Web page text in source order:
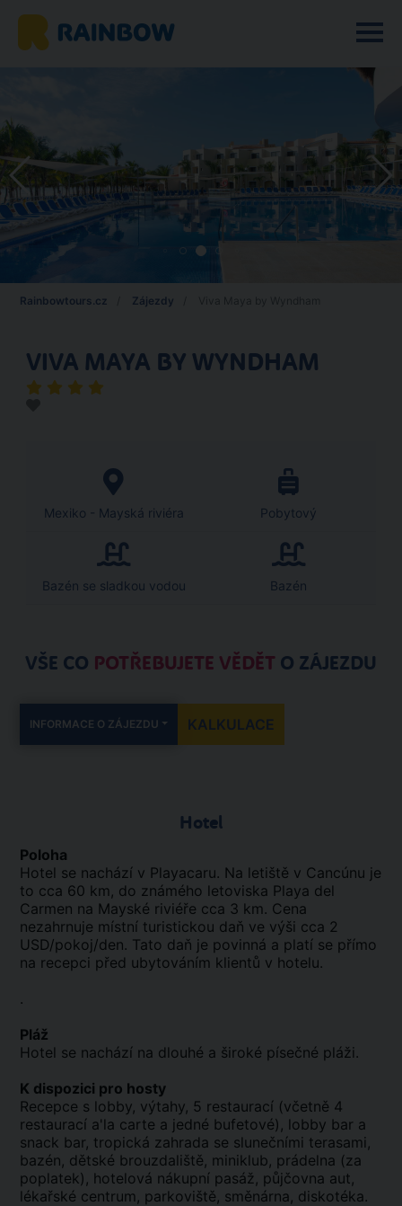
Rainbowtours.cz Zájezdy
VIVA MAYA BY WYNDHAM
Mexiko - Mayská riviéra Pobytový
Bazén se sladkou vodou Bazén
VŠE CO POTŘEBUJETE VĚDĚT O ZÁJEZDU
INFORMACE O ZÁJEZDU KALKULACE
Hotel
Poloha
Hotel se nachází v Playacaru. Na letiště v Cancúnu je
to cca 60 km, do známého letoviska Playa del
Carmen na Mayské riviéře cca 3 km. Cena
nezahrnuje místní turistickou daň ve výši cca 2
USD/pokoj/den. Tato daň je povinná a platí se přímo
na recepci před ubytováním klientů v hotelu.
.
Pláž
Hotel se nachází na dlouhé a široké písečné pláži.
K dispozici pro hosty
Recepce s lobby, výtahy, 5 restaurací (včetně 4
restaurací a'la carte a jedné bufetové), lobby bar a
snack bar, tropická zahrada se slunečními terasami,
bazén, dětské brouzdaliště, miniklub, prádelna (za
poplatek), hotelová nákupní pasáž, půjčovna aut,
lékařské centrum, parkoviště, směnárna, diskotéka.